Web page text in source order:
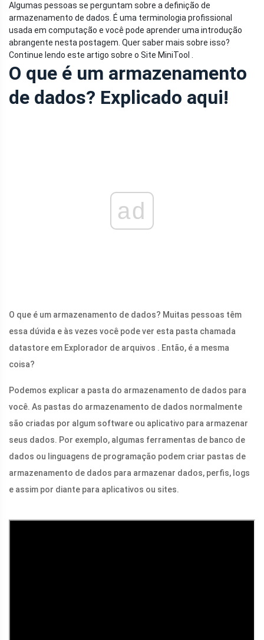
Algumas pessoas se perguntam sobre a definição de
armazenamento de dados. É uma terminologia profissional
usada em computação e você pode aprender uma introdução
abrangente nesta postagem. Quer saber mais sobre isso?
Continue lendo este artigo sobre o Site MiniTool .
O que é um armazenamento
de dados? Explicado aqui!
ad
O que é um armazenamento de dados? Muitas pessoas têm
essa dúvida e às vezes você pode ver esta pasta chamada
datastore em Explorador de arquivos . Então, é a mesma
coisa?
Podemos explicar a pasta do armazenamento de dados para
você. As pastas do armazenamento de dados normalmente
são criadas por algum software ou aplicativo para armazenar
seus dados. Por exemplo, algumas ferramentas de banco de
dados ou linguagens de programação podem criar pastas de
armazenamento de dados para armazenar dados, perfis, logs
e assim por diante para aplicativos ou sites.